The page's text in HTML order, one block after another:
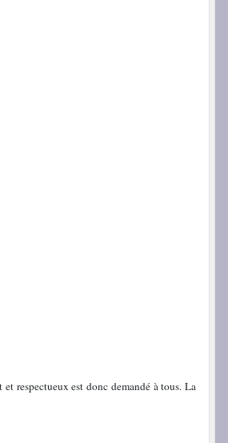
respectueux est donc demandé à tous. La